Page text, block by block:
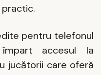
pentru telefonul
accesul la
jucătorii care oferă